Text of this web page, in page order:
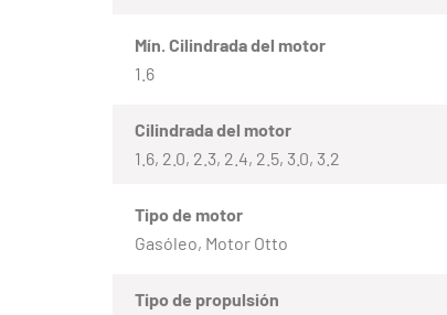
Mín. Cilindrada del motor
1.6
Cilindrada del motor
1.6, 2.0, 2.3, 2.4, 2.5, 3.0, 3.2
Tipo de motor
Gasóleo, Motor Otto
Tipo de propulsión